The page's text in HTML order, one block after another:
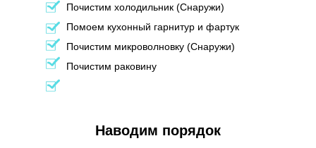
Наводим порядок
Почистим холодильник (Снаружи)
Помоем кухонный гарнитур и фартук
Почистим микроволновку (Снаружи)
Почистим раковину